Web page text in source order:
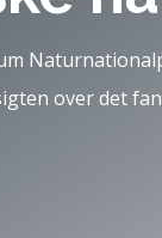
over det